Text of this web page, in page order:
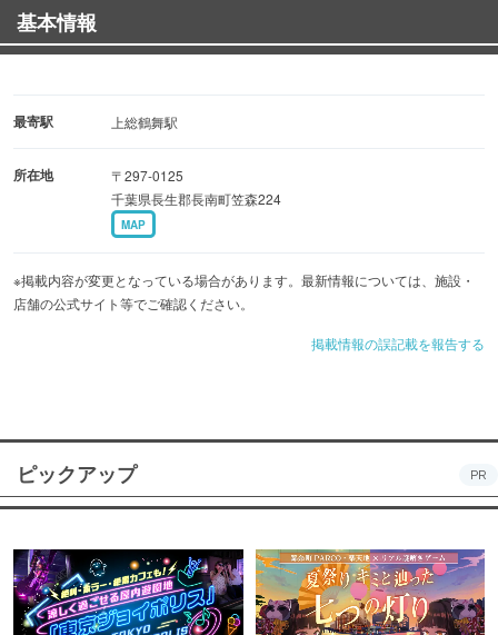
基本情報
最寄駅 上総鶴舞駅
所在地
〒297-0125
千葉県長生郡長南町笠森224
MAP
※掲載内容が変更となっている場合があります。最新情報については、施設・
店舗の公式サイト等でご確認ください。
掲載情報の誤記載を報告する
ピックアップ PR